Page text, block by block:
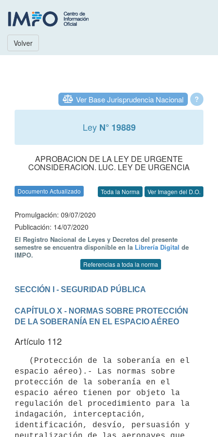
Volver
?
Ver Base Jurisprudencia Nacional
Ley N° 19889
APROBACION DE LA LEY DE URGENTE
CONSIDERACION. LUC. LEY DE URGENCIA
Documento Actualizado Toda la Norma Ver Imagen del D.O.
Promulgación: 09/07/2020
Publicación: 14/07/2020
El Registro Nacional de Leyes y Decretos del presente
semestre se encuentra disponible en la Librería Digital de
IMPO.
Referencias a toda la norma
CAPÍTULO X - NORMAS SOBRE PROTECCIÓN
DE LA SOBERANÍA EN EL ESPACIO AÉREO
Artículo 112
espacio aéreo).- Las normas sobre
protección de la soberanía en el
espacio aéreo tienen por objeto la
regulación del procedimiento para la
indagación, interceptación,
identificación, desvío, persuasión y